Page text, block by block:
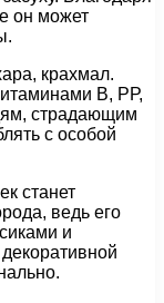
он может
крахмал.
В, РР,
страдающим
с особой
станет
ведь его
и